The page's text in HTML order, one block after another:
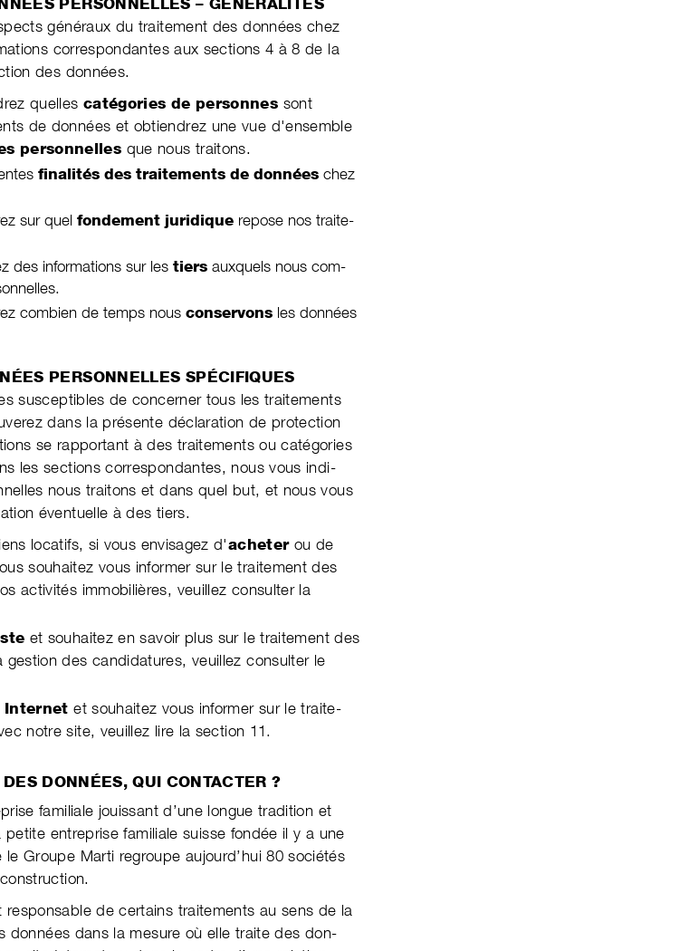
PERSONNELLES – GÉNÉRALITÉS
généraux du traitement des données chez
cor­res­pon­dantes aux sections 4 à 8 de la
des données.
quelles catégories de personnes sont
de données et obtiendrez une vue d'ensemble
personnelles que nous traitons.
finalités des traitements de donnéeschez
sur quel fondement juridiquerepose nos trai­te­
des infor­ma­tions sur les tiersauxquels nous com­
combien de temps nous conservonsles don­nées
PERSONNELLES SPÉCIFIQUES
susceptibles de concerner tous les trai­te­ments
dans la présente décla­ra­tion de protec­tion
se rap­portant à des traite­ments ou caté­gories
les sections cor­res­pondantes, nous vous indi­
nous traitons et dans quel but, et nous vous
éventuelle à des tiers.
locatifs, si vous envisagez d'acheterou de
souhaitez vous informer sur le traite­ment des
activités immo­bilières, veuillez consulter la
et souhaitez en savoir plus sur le traite­ment des
des candi­da­tures, veuillez consul­ter le
Internet et souhaitez vous informer sur le traite­
notre site, veuillez lire la section 11.
DONNÉES, QUI CONTACTER ?
familiale jouissant d’une longue tradition et
entre­prise fami­liale suisse fondée il y a une
Groupe Marti regroupe aujourd’hui 80 sociétés
de certains traite­ments au sens de la
don­nées dans la mesure où elle traite des don­